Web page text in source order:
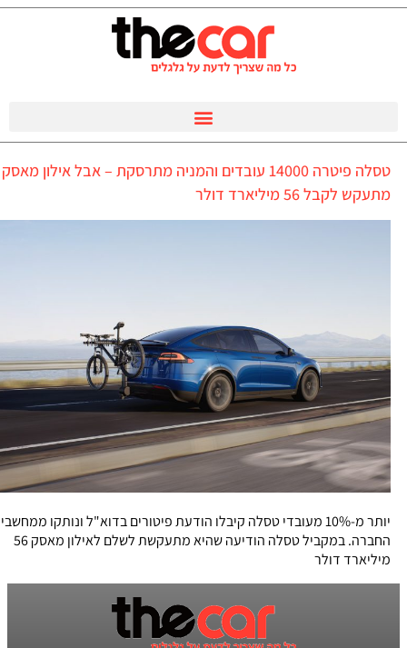
טסלה פיטרה 14000 עובדים והמניה מתרסקת – אבל אילון מאסק
מתעקש לקבל 56 מיליארד דולר
יותר מ-10% מעובדי טסלה קיבלו הודעת פיטורים בדוא"ל ונותקו ממחשבי
החברה. במקביל טסלה הודיעה שהיא מתעקשת לשלם לאילון מאסק 56
מיליארד דולר